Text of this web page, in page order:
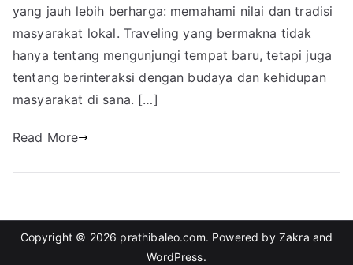
yang jauh lebih berharga: memahami nilai dan tradisi
masyarakat lokal. Traveling yang bermakna tidak
hanya tentang mengunjungi tempat baru, tetapi juga
tentang berinteraksi dengan budaya dan kehidupan
masyarakat di sana. […]
Read More
Copyright © 2026 prathibaleo.com. Powered by Zakra and
WordPress.